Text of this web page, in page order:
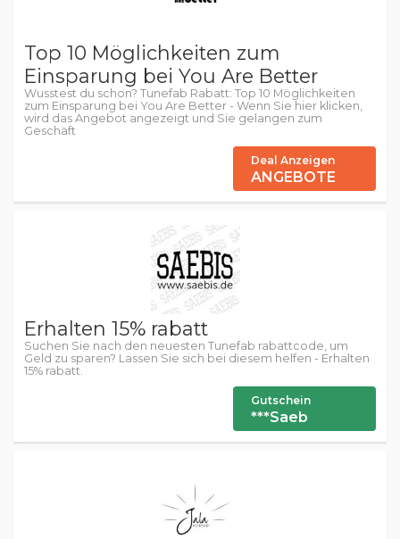
Top 10 Möglichkeiten zum
Einsparung bei You Are Better
Wusstest du schon? Tunefab Rabatt: Top 10 Möglichkeiten
zum Einsparung bei You Are Better - Wenn Sie hier klicken,
wird das Angebot angezeigt und Sie gelangen zum
Geschäft
Deal Anzeigen
ANGEBOTE
Erhalten 15% rabatt
Suchen Sie nach den neuesten Tunefab rabattcode, um
Geld zu sparen? Lassen Sie sich bei diesem helfen - Erhalten
15% rabatt.
Gutschein
***Saeb